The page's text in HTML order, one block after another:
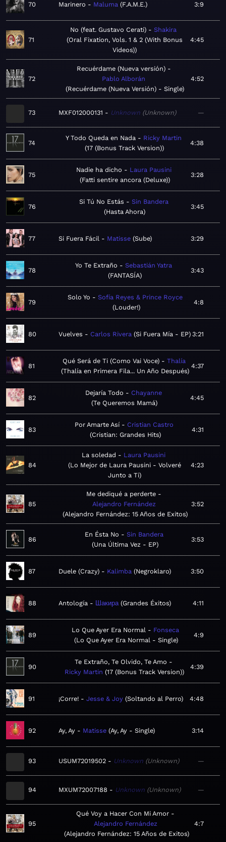
70 Marinero Maluma F.A.M.E. 3:9
71
No (feat. Gustavo Cerati)
Shakira
Oral Fixation, Vols. 1 & 2 (With Bonus
Videos)
4:45
72
Recuérdame (Nueva versión)
Pablo Alborán
Recuérdame (Nueva Versión) - Single
4:52
73 MXF012000131 Unknown Unknown —
74
Y Todo Queda en Nada
Ricky Martin
17 (Bonus Track Version)
4:38
75
Nadie ha dicho
Laura Pausini
Fatti sentire ancora (Deluxe)
3:28
76
Si Tú No Estás
Sin Bandera
Hasta Ahora
3:45
77 Si Fuera Fácil Matisse Sube 3:29
78
Yo Te Extraño
Sebastián Yatra
FANTASÍA
3:43
79
Solo Yo
Sofía Reyes & Prince Royce
Louder!
4:8
80 Vuelves Carlos Rivera Si Fuera Mía - EP 3:21
81
Qué Será de Ti (Como Vai Voce)
Thalía
Thalía en Primera Fila... Un Año Después
4:37
82
Dejaría Todo
Chayanne
Te Queremos Mamá
4:45
83
Por Amarte Así
Cristian Castro
Cristian: Grandes Hits
4:31
84
La soledad
Laura Pausini
Lo Mejor de Laura Pausini - Volveré
Junto a Ti
4:23
85
Me dediqué a perderte
Alejandro Fernández
Alejandro Fernández: 15 Años de Exitos
3:52
86
En Ésta No
Sin Bandera
Una Última Vez - EP
3:53
87 Duele (Crazy) Kalimba Negroklaro 3:50
88 Antología Шакира Grandes Éxitos 4:11
89
Lo Que Ayer Era Normal
Fonseca
Lo Que Ayer Era Normal - Single
4:9
90
Te Extraño, Te Olvido, Te Amo
Ricky Martin 17 (Bonus Track Version)
4:39
91 ¡Corre! Jesse & Joy Soltando al Perro 4:48
92 Ay, Ay Matisse Ay, Ay - Single 3:14
93 USUM72019502 Unknown Unknown —
94 MXUM72007188 Unknown Unknown —
95
Qué Voy a Hacer Con Mi Amor
Alejandro Fernández
Alejandro Fernández: 15 Años de Exitos
4:7